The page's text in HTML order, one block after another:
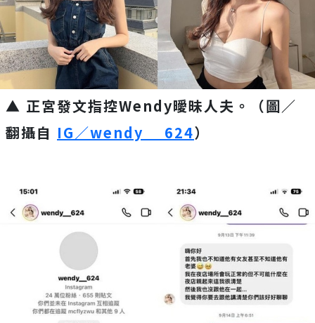
▲ 正宮發文指控Wendy曖昧人夫。（圖／
翻攝自 IG／wendy__624）